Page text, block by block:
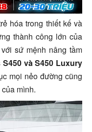
hóa trong thiết kế và
thành công lớn của
sứ mệnh nâng tầm
S450 và S450 Luxury
mọi nẻo đường cũng
mình.